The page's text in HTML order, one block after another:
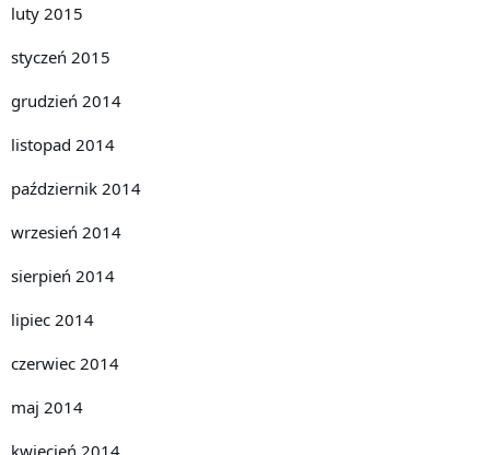
luty 2015
styczeń 2015
grudzień 2014
listopad 2014
październik 2014
wrzesień 2014
sierpień 2014
lipiec 2014
czerwiec 2014
maj 2014
kwiecień 2014